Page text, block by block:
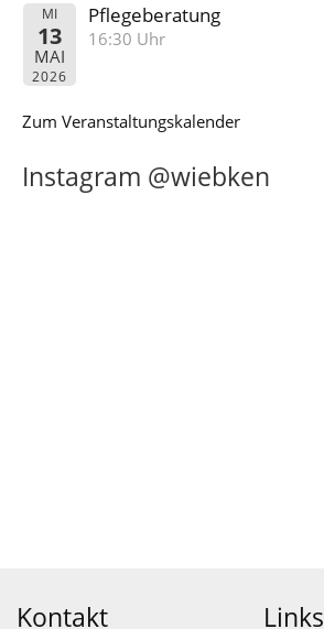
MI
13
MAI
2026
Pflegeberatung
16:30 Uhr
Zum Veranstaltungskalender
Instagram @wiebken
Kontakt Links